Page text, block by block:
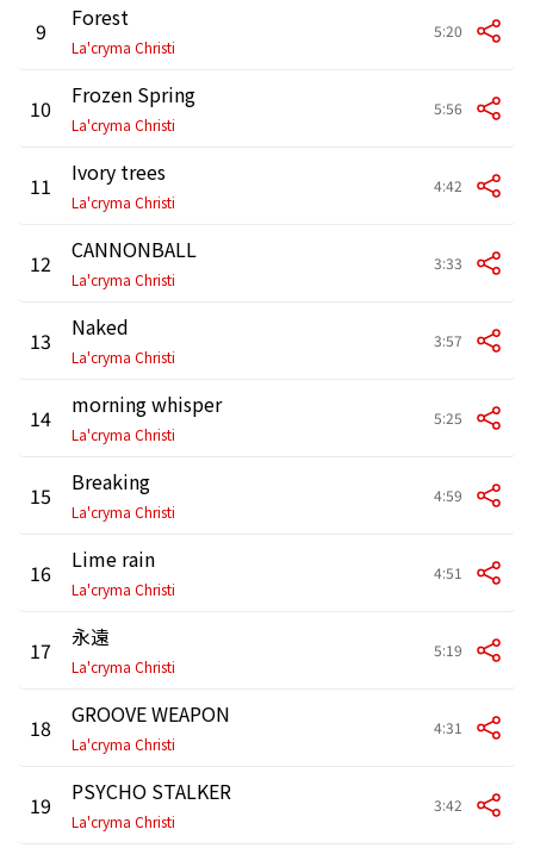
9 Forest
La'cryma Christi
5:20
10 Frozen Spring
La'cryma Christi
5:56
11 Ivory trees
La'cryma Christi
4:42
12 CANNONBALL
La'cryma Christi
3:33
13 Naked
La'cryma Christi
3:57
14 morning whisper
La'cryma Christi
5:25
15 Breaking
La'cryma Christi
4:59
16 Lime rain
La'cryma Christi
4:51
17 永遠
La'cryma Christi
5:19
18 GROOVE WEAPON
La'cryma Christi
4:31
19 PSYCHO STALKER
La'cryma Christi
3:42